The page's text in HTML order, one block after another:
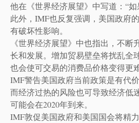
他在《世界经济展望》中写道：“
此外，IMF也反复强调，美国政府
有破坏性影响。
《世界经济展望》中也指出，不
长和发展。增加贸易壁垒将扰乱全
也会使可交易的消费品价格变得更
IMF警告美国政府当前政策是有代
而经济过热的风险也可导致经济低
可能会在2020年到来。
IMF敦促美国政府和美国国会将精